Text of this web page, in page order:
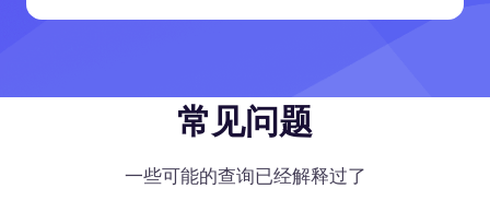
常见问题
一些可能的查询已经解释过了